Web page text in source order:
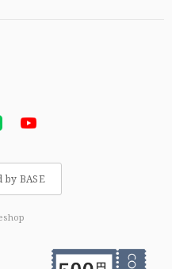
by BASE